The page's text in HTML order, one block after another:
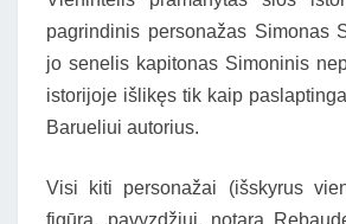
pagrindinis personažas Simonas
jo senelis kapitonas Simoninis
istorijoje išlikęs tik kaip
Barueliui autorius.
Visi kiti personažai (išskyrus
figūrą, pavyzdžiui, notarą